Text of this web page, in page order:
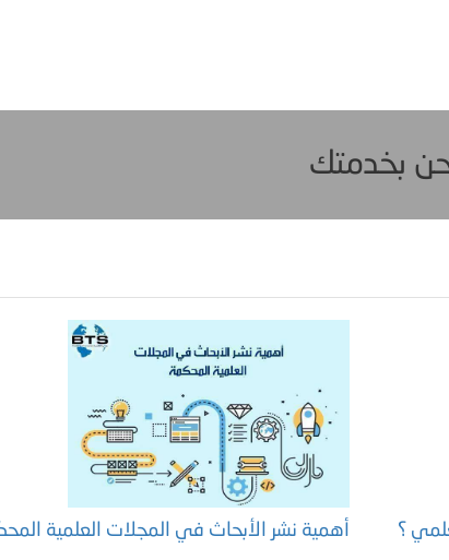
بخدمتك
؟ أهمية نشر الأبحاث في المجلات العلمية